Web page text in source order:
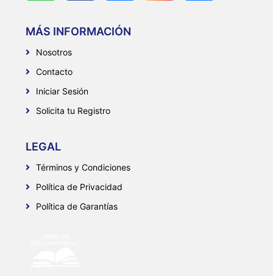
MÁS INFORMACIÓN
Nosotros
Contacto
Iniciar Sesión
Solicita tu Registro
LEGAL
Términos y Condiciones
Política de Privacidad
Política de Garantías